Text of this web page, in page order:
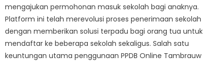
mengajukan permohonan masuk sekolah bagi anaknya.
Platform ini telah merevolusi proses penerimaan sekolah
dengan memberikan solusi terpadu bagi orang tua untuk
mendaftar ke beberapa sekolah sekaligus. Salah satu
keuntungan utama penggunaan PPDB Online Tambrauw